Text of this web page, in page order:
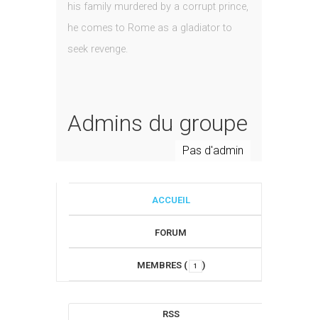
his family murdered by a corrupt prince,
he comes to Rome as a gladiator to
seek revenge.
Admins du groupe
Pas d'admin
ACCUEIL
FORUM
MEMBRES ( 1 )
RSS